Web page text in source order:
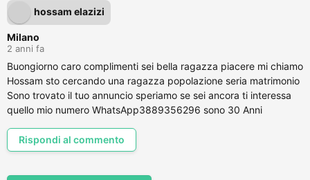
hossam elazizi
Milano
2 anni fa
Buongiorno caro complimenti sei bella ragazza piacere mi chiamo
Hossam sto cercando una ragazza popolazione seria matrimonio
Sono trovato il tuo annuncio speriamo se sei ancora ti interessa
quello mio numero WhatsApp3889356296 sono 30 Anni
Rispondi al commento